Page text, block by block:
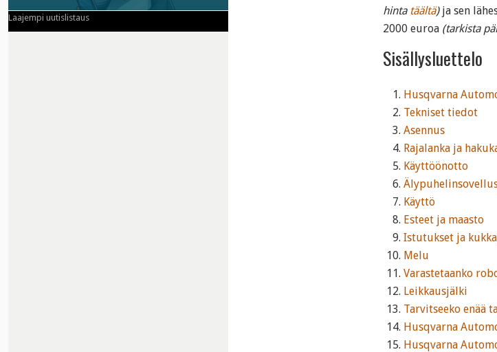
Laajempi uutislistaus
hinta täältä)ja sen
2000 euroa (tarkista
Sisällysluettelo
Husqvarna
Tekniset tiedot
Asennus
Rajalanka ja
Käyttöönotto
Käyttö
Esteet ja maasto
Istutukset ja
Melu
Varastetaanko
Leikkausjälki
Tarvitseeko enää
Husqvarna
Husqvarna